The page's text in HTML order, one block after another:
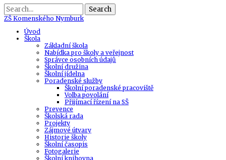
Search
ZŠ Komenského Nymburk
Úvod
Škola
Základní škola
Nabídka pro školy a veřejnost
Správce osobních údajů
Školní družina
Školní jídelna
Poradenské služby
Školní poradenské pracoviště
Volba povolání
Přijímací řízení na SŠ
Prevence
Školská rada
Projekty
Zájmové útvary
Historie školy
Školní časopis
Fotogalerie
Školní knihovna